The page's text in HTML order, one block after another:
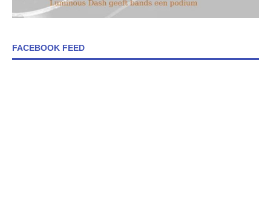
FACEBOOK FEED